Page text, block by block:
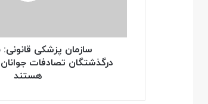
تا
سازمان پزشکی
هستند